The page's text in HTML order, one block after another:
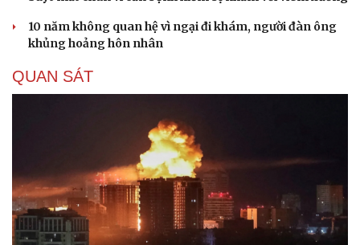
10 năm không quan hệ vì ngại đi khám, người đàn ông
khủng hoảng hôn nhân
QUAN SÁT